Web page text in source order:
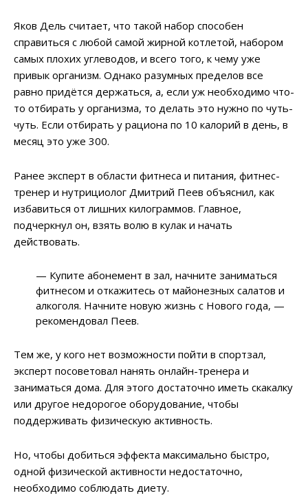
Яков Дель считает, что такой набор способен
справиться с любой самой жирной котлетой, набором
самых плохих углеводов, и всего того, к чему уже
привык организм. Однако разумных пределов все
равно придётся держаться, а, если уж необходимо что-
то отбирать у организма, то делать это нужно по чуть-
чуть. Если отбирать у рациона по 10 калорий в день, в
месяц это уже 300.
Ранее эксперт в области фитнеса и питания, фитнес-
тренер и нутрициолог Дмитрий Пеев объяснил, как
избавиться от лишних килограммов. Главное,
подчеркнул он, взять волю в кулак и начать
действовать.
— Купите абонемент в зал, начните заниматься
фитнесом и откажитесь от майонезных салатов и
алкоголя. Начните новую жизнь с Нового года, —
рекомендовал Пеев.
Тем же, у кого нет возможности пойти в спортзал,
эксперт посоветовал нанять онлайн-тренера и
заниматься дома. Для этого достаточно иметь скакалку
или другое недорогое оборудование, чтобы
поддерживать физическую активность.
Но, чтобы добиться эффекта максимально быстро,
одной физической активности недостаточно,
необходимо соблюдать диету.